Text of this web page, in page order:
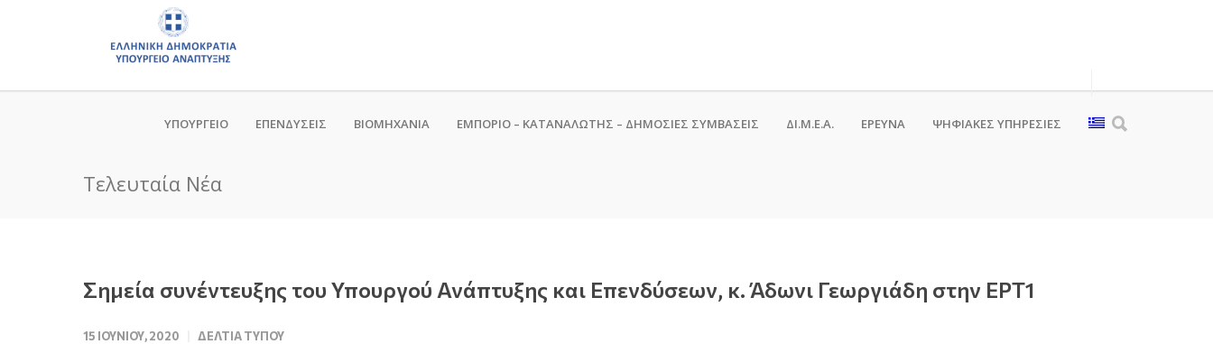
ΥΠΟΥΡΓΕΙΟ ΕΠΕΝΔΥΣΕΙΣ ΒΙΟΜΗΧΑΝΙΑ ΕΜΠΟΡΙΟ – ΚΑΤΑΝΑΛΩΤΗΣ – ΔΗΜΟΣΙΕΣ ΣΥΜΒΑΣΕΙΣ ΔΙ.Μ.Ε.Α. ΕΡΕΥΝΑ ΨΗΦΙΑΚΈΣ ΥΠΗΡΕΣΊΕΣ
Τελευταία Νέα
Σημεία συνέντευξης του Υπουργού Ανάπτυξης και Επενδύσεων, κ. Άδωνι Γεωργιάδη στην ΕΡΤ1
15 ΙΟΥΝΊΟΥ, 2020 ΔΕΛΤΊΑ ΤΎΠΟΥ